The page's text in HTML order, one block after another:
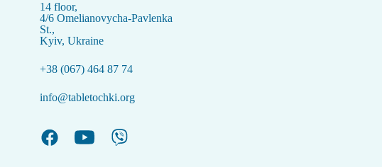
14 floor,
4/6 Omelianovycha-Pavlenka
St.,
Kyiv, Ukraine
+38 (067) 464 87 74
info@tabletochki.org